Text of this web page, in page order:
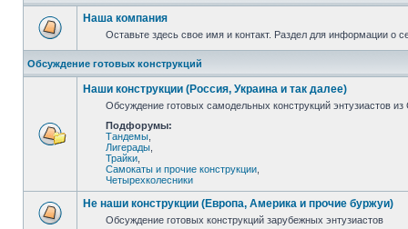
Наша компания
Оставьте здесь свое имя и контакт. Раздел для информации о
Обсуждение готовых конструкций
Наши конструкции (Россия, Украина и так далее)
Обсуждение готовых самодельных конструкций энтузиастов
Подфорумы:
Тандемы
Лигерады
Трайки
Самокаты и прочие конструкции
Четырехколесники
Не наши конструкции (Европа, Америка и прочие буржуи)
Обсуждение готовых конструкций зарубежных энтузиастов